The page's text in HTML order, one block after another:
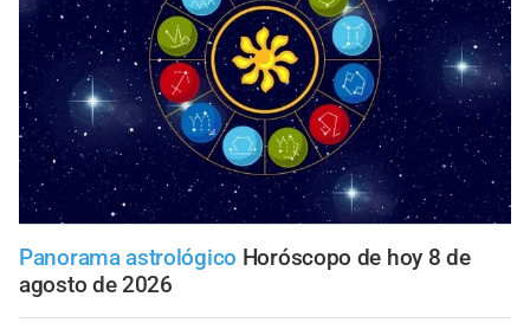
Panorama astrológico Horóscopo de hoy 8 de
agosto de 2026